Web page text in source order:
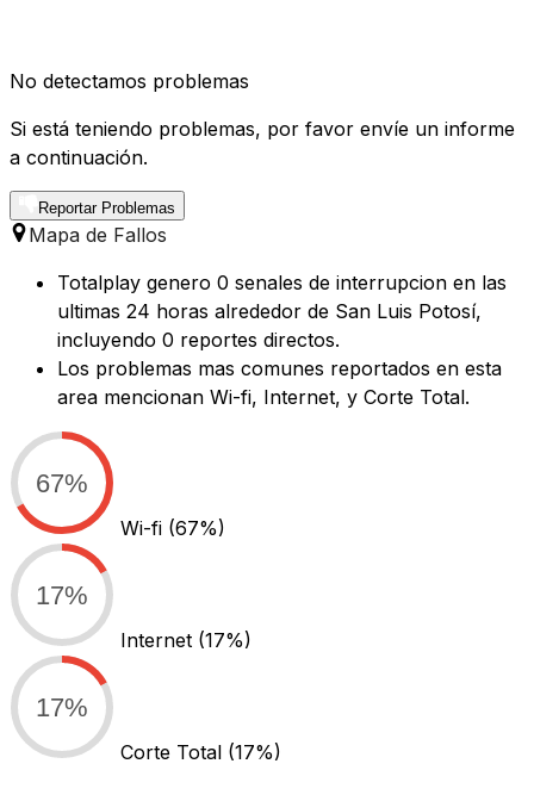
No detectamos problemas
Si está teniendo problemas, por favor envíe un informe
a continuación.
Reportar Problemas
Mapa de Fallos
Totalplay genero 0 senales de interrupcion en las
ultimas 24 horas alrededor de San Luis Potosí,
incluyendo 0 reportes directos.
Los problemas mas comunes reportados en esta
area mencionan Wi-fi, Internet, y Corte Total.
67%
Wi-fi (67%)
17%
Internet (17%)
17%
Corte Total (17%)